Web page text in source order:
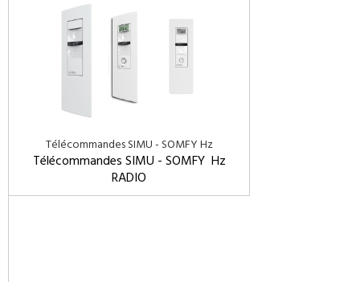
Télécommandes SIMU - SOMFY Hz
Télécommandes SIMU - SOMFY Hz
RADIO